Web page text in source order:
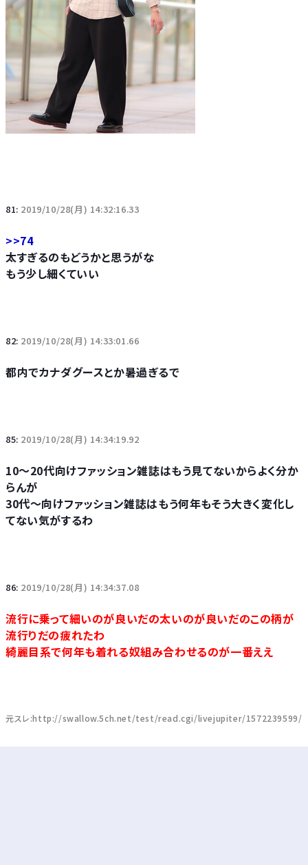
81: 2019/10/28(月) 14:32:16.33
>>74
太すぎるのもどうかと思うがな
もう少し細くていい
82: 2019/10/28(月) 14:33:01.66
都内でカナダグースとか暑過ぎるで
85: 2019/10/28(月) 14:34:19.92
10～20代向けファッション雑誌はもう見てないからよく分か
らんが
30代～向けファッション雑誌はもう何年もそう大きく変化し
てない気がするわ
86: 2019/10/28(月) 14:34:37.08
流行に乗って細いのが良いだの太いのが良いだのこの柄が
流行りだの疲れたわ
綺麗目系で何年も着れる奴組み合わせるのが一番ええ
元スレ:http://swallow.5ch.net/test/read.cgi/livejupiter/1572239599/